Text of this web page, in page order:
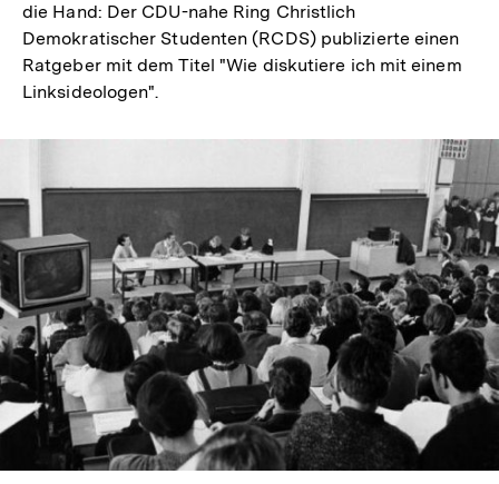
die Hand: Der CDU-nahe Ring Christlich
Demokratischer Studenten (RCDS) publizierte einen
Ratgeber mit dem Titel "Wie diskutiere ich mit einem
Linksideologen".
In
Lightbox
öffnen